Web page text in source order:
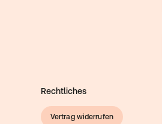
Rechtliches
Vertrag widerrufen